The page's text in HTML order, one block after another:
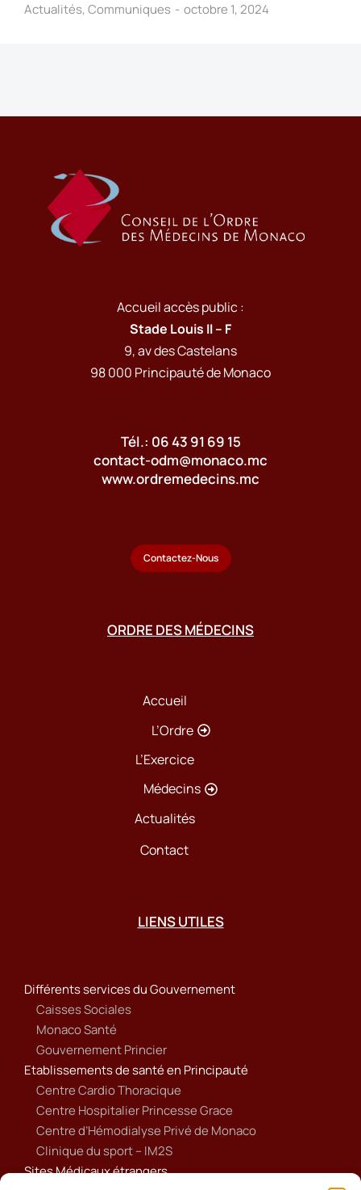
Actualités, Communiques octobre 1, 2024
Accueil accès public :
Stade Louis II – F
9, av des Castelans
98 000 Principauté de Monaco
Tél.: 06 43 91 69 15
contact-odm@monaco.mc
www.ordremedecins.mc
Contactez-Nous
ORDRE DES MÉDECINS
Accueil
L’Ordre
L’Exercice
Médecins
Actualités
Contact
LIENS UTILES
Différents services du Gouvernement
Caisses Sociales
Monaco Santé
Gouvernement Princier
Etablissements de santé en Principauté
Centre Cardio Thoracique
Centre Hospitalier Princesse Grace
Centre d’Hémodialyse Privé de Monaco
Clinique du sport – IM2S
Sites Médicaux étrangers